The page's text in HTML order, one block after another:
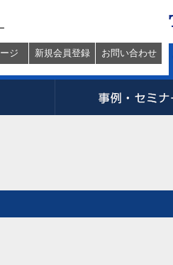
ジ 新規会員登録 お問い合わせ